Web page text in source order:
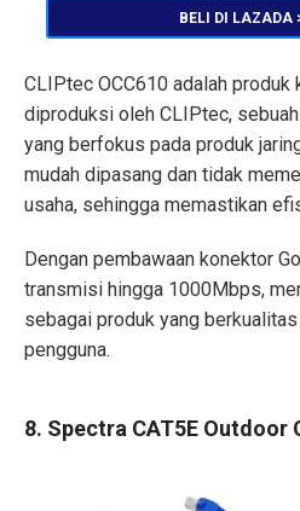
BELI DI LAZADA
CLIPtec OCC610 adalah
diproduksi oleh CLIPtec,
yang berfokus pada produk
mudah dipasang dan tidak
usaha, sehingga memastikan
Dengan pembawaan konektor
transmisi hingga 1000Mbps,
sebagai produk yang
pengguna.
8. Spectra CAT5E Outdoor